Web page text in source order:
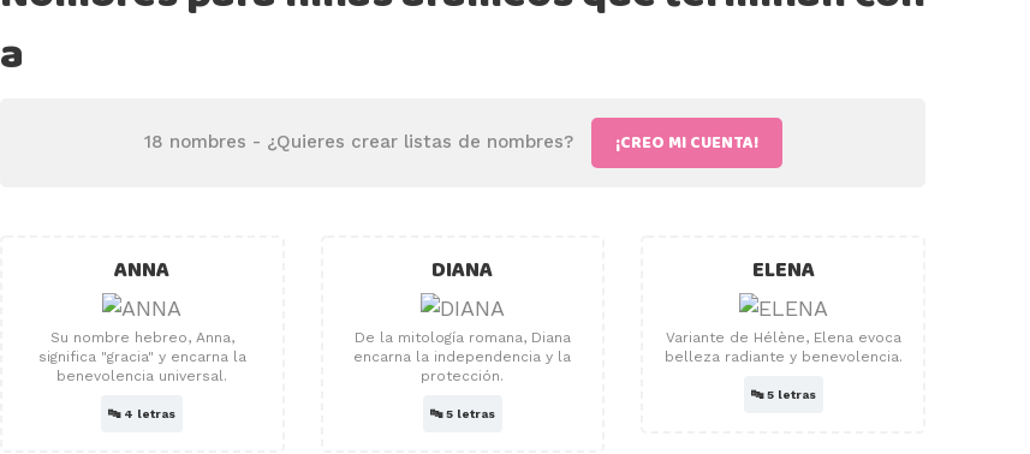
a
18 nombres - ¿Quieres crear listas de nombres? ¡CREO MI CUENTA!
ANNA
Su nombre hebreo, Anna,
significa "gracia" y encarna la
benevolencia universal.
🔤 4 letras
DIANA
De la mitología romana, Diana
encarna la independencia y la
protección.
🔤5 letras
ELENA
Variante de Hélène, Elena evoca
belleza radiante y benevolencia.
🔤5 letras